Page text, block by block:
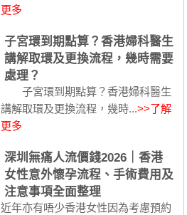
更多
子宮環到期點算？香港婦科醫生
講解取環及更換流程，幾時需要
處理？
子宮環到期點算？香港婦科醫生
講解取環及更換流程，幾時...>>了解
更多
深圳無痛人流價錢2026｜香港
女性意外懷孕流程、手術費用及
注意事項全面整理
近年亦有唔少香港女性因為考慮預約